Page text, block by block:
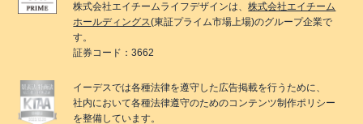
株式会社エイチームライフデザインは、株式会社エイチーム
ホールディングス(東証プライム市場上場)のグループ企業で
す。
証券コード：3662
イーデスでは各種法律を遵守した広告掲載を行うために、
社内において各種法律遵守のためのコンテンツ制作ポリシー
を整備しています。